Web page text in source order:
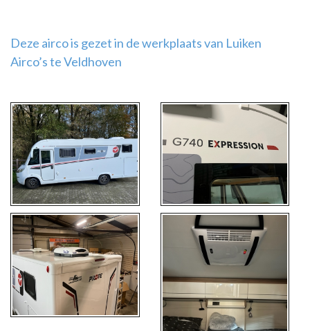
Deze airco is gezet in de werkplaats van Luiken
Airco’s te Veldhoven